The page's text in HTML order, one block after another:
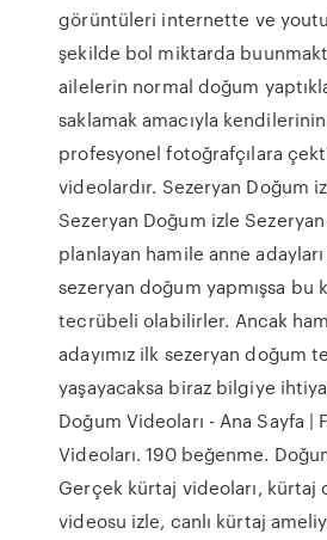
görüntüleri internette ve
şekilde bol miktarda
ailelerin normal doğum
saklamak amacıyla
profesyonel fotoğrafçılara
videolardır. Sezeryan Doğum
Sezeryan Doğum izle
planlayan hamile anne
sezeryan doğum yapmışsa bu
tecrübeli olabilirler. Ancak
adayımız ilk sezeryan doğum
yaşayacaksa biraz bilgiye
Doğum Videoları - Ana Sayfa |
Videoları. 190 beğenme.
Gerçek kürtaj videoları, kürtaj
videosu izle, canlı kürtaj